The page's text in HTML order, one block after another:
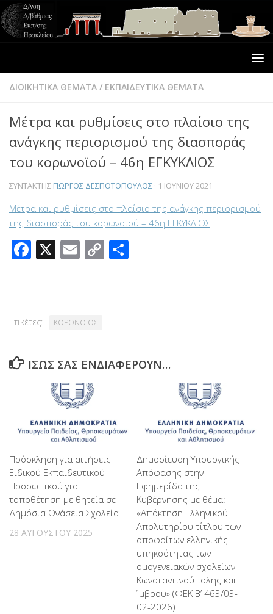
ΔΙΟΙΚΗΤΙΚΑ ΘΕΜΑΤΑ / ΕΚΠΑΙΔΕΥΤΙΚΑ ΘΕΜΑΤΑ
Μέτρα και ρυθμίσεις στο πλαίσιο της
ανάγκης περιορισμού της διασποράς
του κορωνοϊού – 46η ΕΓΚΥΚΛΙΟΣ
ΣΥΝΤΆΚΤΗΣ ΓΙΏΡΓΟΣ ΔΕΣΠΟΤΌΠΟΥΛΟΣ · 1 ΙΟΥΝΊΟΥ 2021
Μέτρα και ρυθμίσεις στο πλαίσιο της ανάγκης περιορισμού
της διασποράς του κορωνοϊού – 46η ΕΓΚΥΚΛΙΟΣ
Facebook
X Email
Copy
Ετικέτες: ΚΟΡΟΝΟΪΟΣ
ΊΣΩΣ ΣΑΣ ΕΝΔΙΑΦΈΡΟΥΝ…
Πρόσκληση για αιτήσεις
Ειδικού Εκπαιδευτικού
Προσωπικού για
τοποθέτηση με θητεία σε
Δημόσια Ωνάσεια Σχολεία
28 ΑΥΓΟΎΣΤΟΥ 2025
Δημοσίευση Υπουργικής
Απόφασης στην
Εφημερίδα της
Κυβέρνησης με θέμα:
«Απόκτηση Ελληνικού
Απολυτηρίου τίτλου των
αποφοίτων ελληνικής
υπηκοότητας των
ομογενειακών σχολείων
Κωνσταντινούπολης και
Ίμβρου» (ΦΕΚ Β’ 463/03-
02-2026)